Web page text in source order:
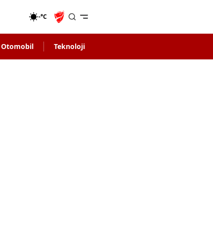
-°C
Otomobil Teknoloji